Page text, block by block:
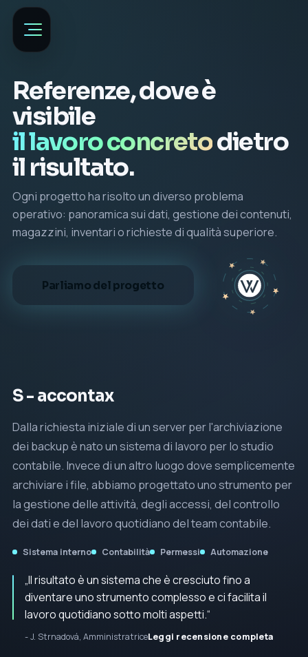
Referenze, dove è
visibile
il lavoro concretodietro
il risultato.
Ogni progetto ha risolto un diverso problema
operativo: panoramica sui dati, gestione dei contenuti,
magazzini, inventari o richieste di qualità superiore.
Parliamo del progetto
S - accontax
Dalla richiesta iniziale di un server per l'archiviazione
dei backup è nato un sistema di lavoro per lo studio
contabile. Invece di un altro luogo dove semplicemente
archiviare i file, abbiamo progettato uno strumento per
la gestione delle attività, degli accessi, del controllo
dei dati e del lavoro quotidiano del team contabile.
Sistema interno Contabilità Permessi Automazione
„Il risultato è un sistema che è cresciuto fino a
diventare uno strumento complesso e ci facilita il
lavoro quotidiano sotto molti aspetti.“
- J. Strnadová, AmministratriceLeggi recensione completa